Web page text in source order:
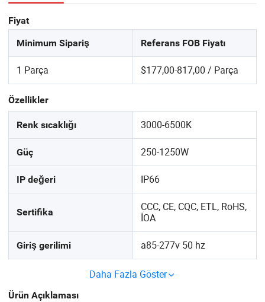
Fiyat
Minimum Sipariş Referans FOB Fiyatı
1 Parça $177,00-817,00 / Parça
Özellikler
Renk sıcaklığı 3000-6500K
Güç 250-1250W
IP değeri IP66
Sertifika
CCC, CE, CQC, ETL, RoHS,
İOA
Giriş gerilimi a85-277v 50 hz
Daha Fazla Göster
Ürün Açıklaması